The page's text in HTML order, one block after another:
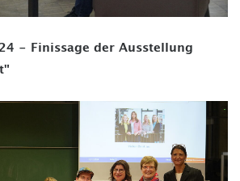
- Finissage der Ausstellung